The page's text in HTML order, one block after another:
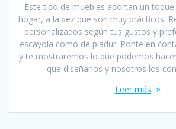
Este tipo de muebles aportan un
hogar, a la vez que son muy prácticos.
personalizados según tus gustos y
escayola como de pladur. Ponte en
y te mostraremos lo que podemos
que diseñarlos y nosotros los
Leer más